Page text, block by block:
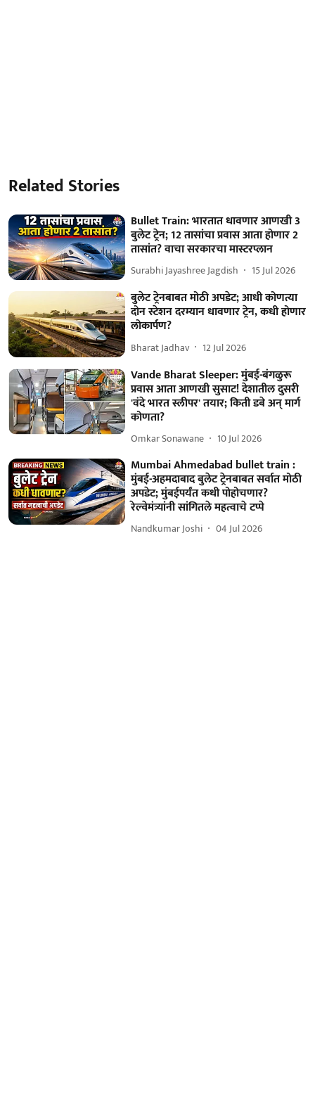
Related Stories
Bullet Train: भारतात धावणार आणखी 3
बुलेट ट्रेन; 12 तासांचा प्रवास आता होणार 2
तासांत? वाचा सरकारचा मास्टरप्लान
Surabhi Jayashree Jagdish 15 Jul 2026
बुलेट ट्रेनबाबत मोठी अपडेट; आधी कोणत्या
दोन स्टेशन दरम्यान धावणार ट्रेन, कधी होणार
लोकार्पण?
Bharat Jadhav 12 Jul 2026
Vande Bharat Sleeper: मुंबई-बंगळुरू
प्रवास आता आणखी सुसाट! देशातील दुसरी
'वंदे भारत स्लीपर' तयार; किती डबे अन् मार्ग
कोणता?
Omkar Sonawane 10 Jul 2026
Mumbai Ahmedabad bullet train :
मुंबई-अहमदाबाद बुलेट ट्रेनबाबत सर्वात मोठी
अपडेट; मुंबईपर्यंत कधी पोहोचणार?
रेल्वेमंत्र्यांनी सांगितले महत्वाचे टप्पे
Nandkumar Joshi 04 Jul 2026